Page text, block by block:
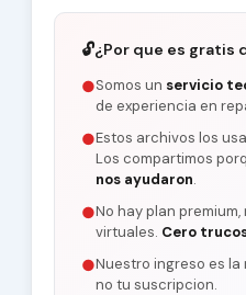
🔓¿Por que es gratis
●Somos un servicio
de experiencia en
●Estos archivos los
Los compartimos
nos ayudaron.
●No hay plan
virtuales. Cero
●Nuestro ingreso es
no tu suscripcion.